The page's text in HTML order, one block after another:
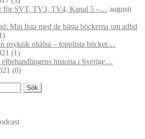
för SVT, TV3, TV4, Kanal 5 –… augusti
Min lista med de bästa böckerna om adhd
psykisk ohälsa – topplista böcker…
(1)
elbehandlingens historia i Sverige…
(0)